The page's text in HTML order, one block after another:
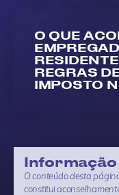
O QUE
REGRAS
IMPOSTO
Informação
O conteúdo desta
constitui